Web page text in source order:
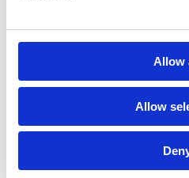
Allow
Allow
Achter de schermen;
Lees verder »